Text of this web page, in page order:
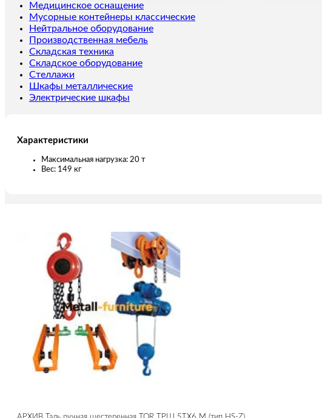
K3-
20,0
т-0
(ушко)
Медицинское оснащение
Мусорные контейнеры классические
Нейтральное оборудование
Производственная мебель
Складская техника
Складское оборудование
Стеллажи
Шкафы металлические
Электрические шкафы
Характеристики
Максимальная нагрузка: 20 т
Вес: 149 кг